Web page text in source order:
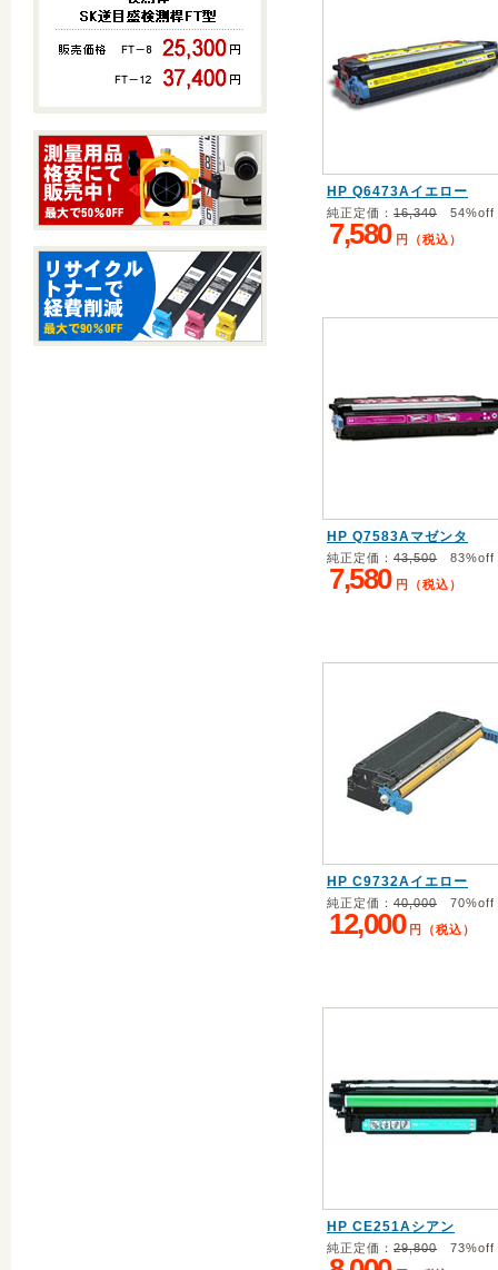
HP Q6473Aイエロー
純正定価： 16,340 54%off
7,580 円（税込）
HP Q7583Aマゼンタ
純正定価： 43,500 83%off
7,580 円（税込）
HP C9732Aイエロー
純正定価： 40,000 70%off
12,000 円（税込）
HP CE251Aシアン
純正定価： 29,800 73%off